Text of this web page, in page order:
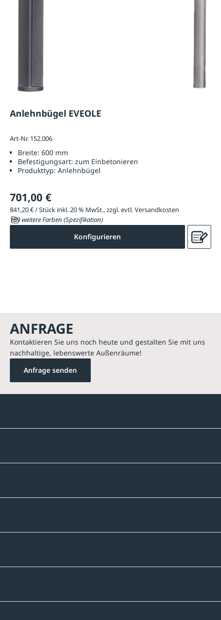
Anlehnbügel EVEOLE
Art-Nr. 152.006
Breite: 600 mm
Befestigungsart: zum Einbetonieren
Produkttyp: Anlehnbügel
701,00 €
841,20 € / Stück inkl. 20 % MwSt., zzgl. evtl. Versandkosten
189 weitere Farben (Spezifikation)
Konfigurieren
ANFRAGE
Kontaktieren Sie uns noch heute und gestalten Sie mit uns
nachhaltige, lebenswerte Außenräume!
Anfrage senden